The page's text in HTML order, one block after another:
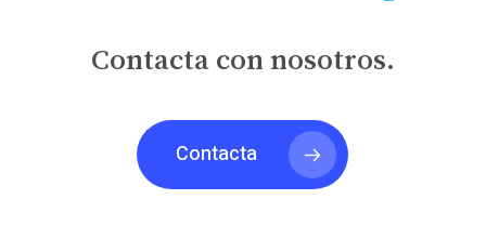
Contacta con nosotros.
Contacta